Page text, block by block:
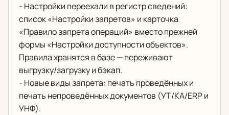
- Настройки переехали в регистр сведений:
список «Настройки запретов» и карточка
«Правило запрета операций» вместо прежней
формы «Настройки доступности объектов».
Правила хранятся в базе — переживают
выгрузку/загрузку и бэкап.
- Новые виды запрета: печать проведённых и
печать непроведённых документов (УТ/КА/ERP и
УНФ).